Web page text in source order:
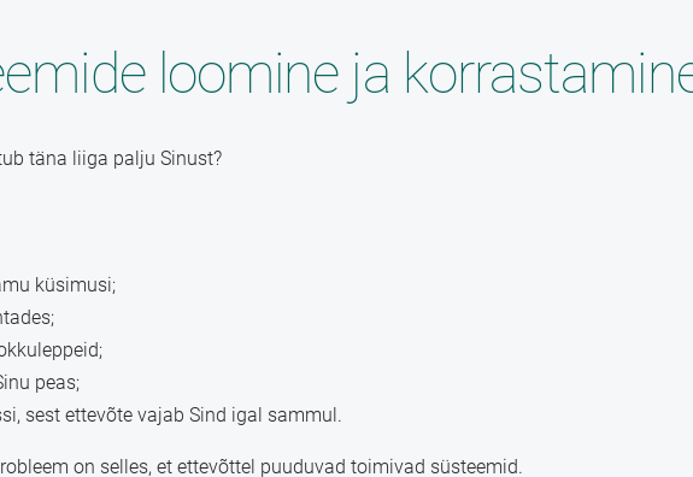
loomine ja
täna liiga palju Sinust?
küsimusi;
peas;
sest ettevõte vajab Sind igal sammul.
on selles, et ettevõttel puuduvad toimivad süsteemid.